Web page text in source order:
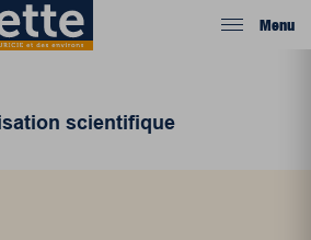
Menu
scientifique